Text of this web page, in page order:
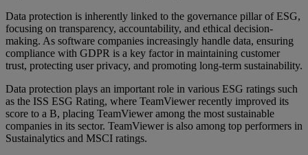
Data protection is inherently linked to the governance pillar of ESG,
focusing on transparency, accountability, and ethical decision-
making. As software companies increasingly handle data, ensuring
compliance with GDPR is a key factor in maintaining customer
trust, protecting user privacy, and promoting long-term sustainability.
Data protection plays an important role in various ESG ratings such
as the ISS ESG Rating, where TeamViewer recently improved its
score to a B, placing TeamViewer among the most sustainable
companies in its sector. TeamViewer is also among top performers in
Sustainalytics and MSCI ratings.